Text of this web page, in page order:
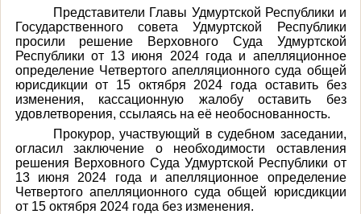
Представители Главы Удмуртской Республики и
Государственного совета Удмуртской Республики
просили решение Верховного Суда Удмуртской
Республики от 13 июня 2024 года и апелляционное
определение Четвертого апелляционного суда общей
юрисдикции от 15 октября 2024 года оставить без
изменения, кассационную жалобу оставить без
удовлетворения, ссылаясь на её необоснованность.
Прокурор, участвующий в судебном заседании,
огласил заключение о необходимости оставления
решения Верховного Суда Удмуртской Республики от
13 июня 2024 года и апелляционное определение
Четвертого апелляционного суда общей юрисдикции
от 15 октября 2024 года без изменения.